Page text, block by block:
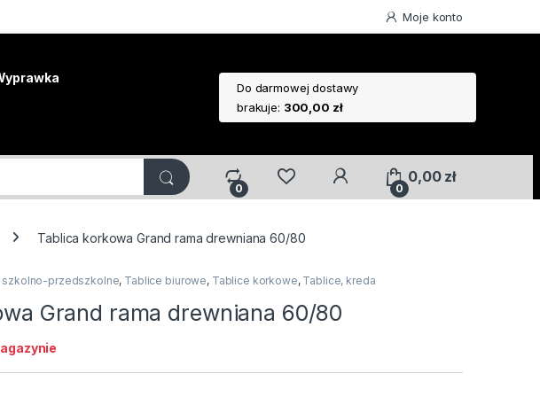
Moje konto
Do darmowej dostawy
brakuje: 300,00 zł
0 0
0,00 zł
Tablica korkowa Grand rama drewniana 60/80
szkolno-przedszkolne, Tablice biurowe, Tablice korkowe, Tablice, kreda
Grand rama drewniana 60/80